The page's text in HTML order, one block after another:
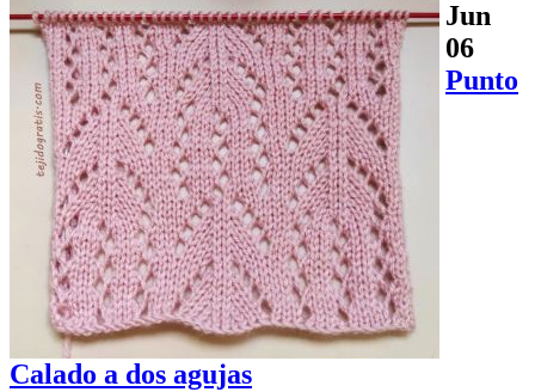
Jun
06
Punto
Calado a dos agujas